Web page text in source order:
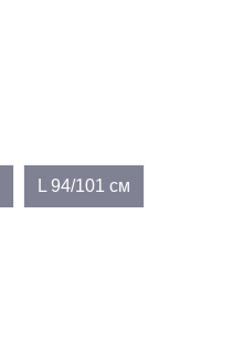
L 94/101 см